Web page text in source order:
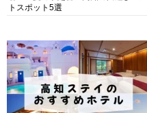
トスポット5選